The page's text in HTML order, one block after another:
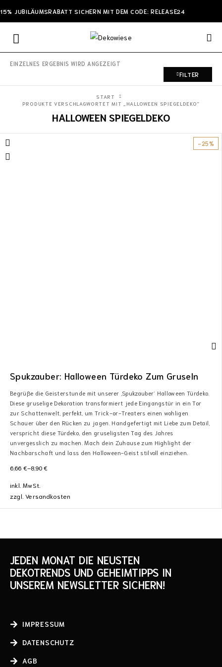
15% JUBILÄUMSRABATT SICHERN MIT DEM CODE: RELEASE24
EINZELNES ERGEBNIS WIRD ANGEZEIGT
FILTER
HALLOWEEN SPIEGELDEKO
START
PRODUKTE VERSCHLAGWORTET MIT „HALLOWEEN SPIEGELDEKO“
-25%
Spukzauber: Halloween Türdeko Zum Gruseln
Begrüße die Geisterstunde mit unserer ‚Spukzauber‘ Halloween Türdeko.
Diese gruselige Dekoration transformiert jede Eingangstür in ein Tor
zur Schattenwelt, perfekt, um Trick-or-Treaters einen wohligen
Schauer über den Rücken zu jagen. Handgefertigt mit Liebe zum Detail,
verspricht diese Türdeko, den gruseligsten Tag des Jahres
unvergesslich zu machen. Mach dein Zuhause zum Highlight der
Nachbarschaft und lass den Halloween-Geist stilvoll einziehen.
6,66 €–8,90€
inkl. MwSt.
zzgl.Versandkosten
JEDEN MONAT DIE NEUSTEN
DEKOTRENDS UND GEHEIMTIPPS IN
UNSEREM NEWSLETTER SICHERN!
IMPRESSUM
DATENSCHUTZ
AGB